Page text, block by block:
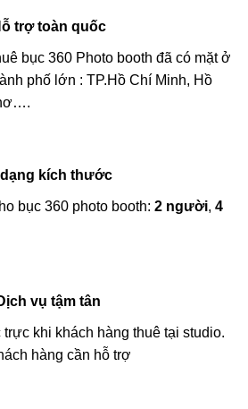
trợ toàn quốc
bục 360 Photo booth đã có mặt ở
phố lớn : TP.Hồ Chí Minh, Hồ
kích thước
bục 360 photo booth: 2 người, 4
vụ tậm tân
trực khi khách hàng thuê tại studio.
hàng cần hỗ trợ